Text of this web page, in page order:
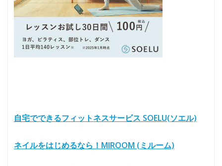
自宅でできるフィットネスサービス SOELU(ソエル)
ネイルをはじめるなら！MIROOM (ミルーム)